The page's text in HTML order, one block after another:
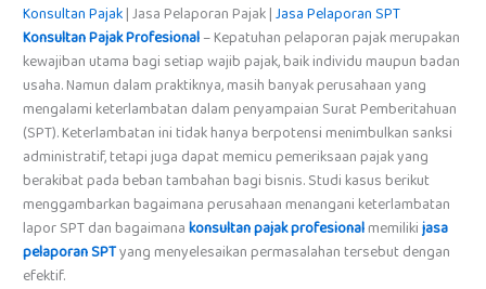
Konsultan Pajak| Jasa Pelaporan Pajak |Jasa Pelaporan SPT
Konsultan Pajak Profesional– Kepatuhan pelaporan pajak merupakan
kewajiban utama bagi setiap wajib pajak, baik individu maupun badan
usaha. Namun dalam praktiknya, masih banyak perusahaan yang
mengalami keterlambatan dalam penyampaian Surat Pemberitahuan
(SPT). Keterlambatan ini tidak hanya berpotensi menimbulkan sanksi
administratif, tetapi juga dapat memicu pemeriksaan pajak yang
berakibat pada beban tambahan bagi bisnis. Studi kasus berikut
menggambarkan bagaimana perusahaan menangani keterlambatan
lapor SPT dan bagaimanakonsultan pajak profesionalmemilikijasa
pelaporan SPTyang menyelesaikan permasalahan tersebut dengan
efektif.